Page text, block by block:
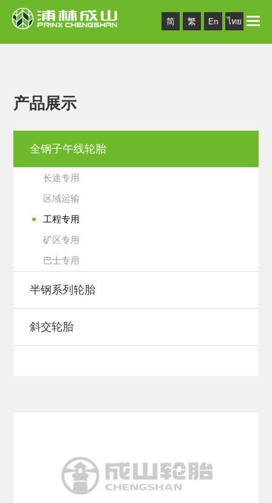
简 繁 En ไทย Toggle
产品展示
全钢子午线轮胎
长途专用
区域运输
工程专用
矿区专用
巴士专用
半钢系列轮胎
斜交轮胎